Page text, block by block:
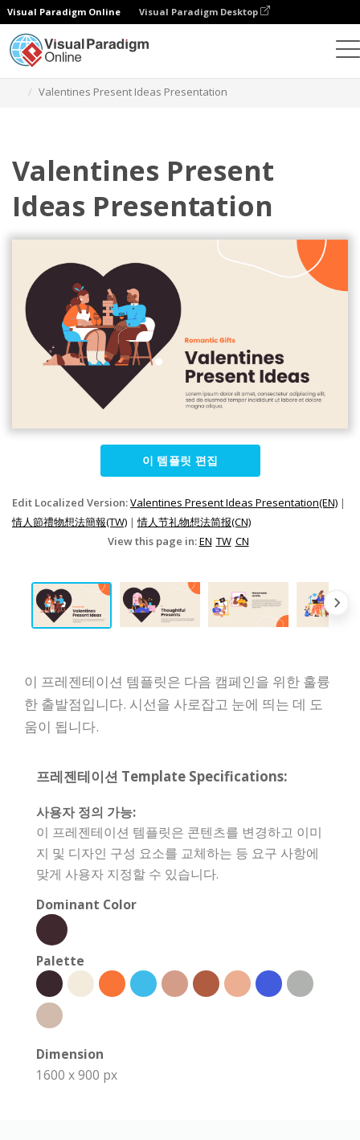
Visual Paradigm Online Visual Paradigm Desktop
Valentines Present Ideas Presentation
Valentines Present
Ideas Presentation
이 템플릿 편집
Edit Localized Version:Valentines Present Ideas Presentation(EN) |
情人節禮物想法簡報(TW) |情人节礼物想法简报(CN)
View this page in:EN TW CN
이 프레젠테이션 템플릿은 다음 캠페인을 위한 훌륭
한 출발점입니다. 시선을 사로잡고 눈에 띄는 데 도
움이 됩니다.
프레젠테이션 Template Specifications:
사용자 정의 가능:
이 프레젠테이션 템플릿은 콘텐츠를 변경하고 이미
지 및 디자인 구성 요소를 교체하는 등 요구 사항에
맞게 사용자 지정할 수 있습니다.
Dominant Color
Palette
Dimension
1600 x 900 px